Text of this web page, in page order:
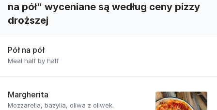
na pół" wyceniane są według ceny pizzy
droższej
Pół na pół
Meal half by half
Margherita
Mozzarella, bazylia, oliwa z oliwek.